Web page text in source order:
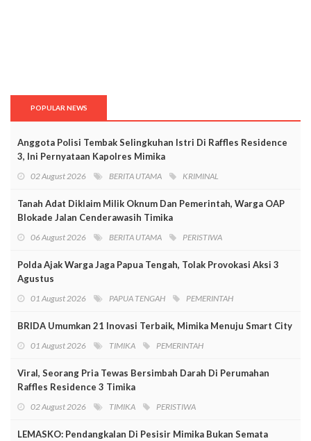
POPULAR NEWS
Anggota Polisi Tembak Selingkuhan Istri Di Raffles Residence
3, Ini Pernyataan Kapolres Mimika
02 August 2026 BERITA UTAMA KRIMINAL
Tanah Adat Diklaim Milik Oknum Dan Pemerintah, Warga OAP
Blokade Jalan Cenderawasih Timika
06 August 2026 BERITA UTAMA PERISTIWA
Polda Ajak Warga Jaga Papua Tengah, Tolak Provokasi Aksi 3
Agustus
01 August 2026 PAPUA TENGAH PEMERINTAH
BRIDA Umumkan 21 Inovasi Terbaik, Mimika Menuju Smart City
01 August 2026 TIMIKA PEMERINTAH
Viral, Seorang Pria Tewas Bersimbah Darah Di Perumahan
Raffles Residence 3 Timika
02 August 2026 TIMIKA PERISTIWA
LEMASKO: Pendangkalan Di Pesisir Mimika Bukan Semata